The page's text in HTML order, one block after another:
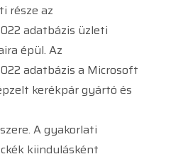
része az
adatbázis üzleti
épül. Az
adatbázis a Microsoft
kerékpár gyártó és
A gyakorlati
kiindulásként